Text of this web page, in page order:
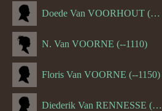
Doede Van VOORHOUT (Van FORNEHOLT) (--1101)
N. Van VOORNE (--1110)
Floris Van VOORNE (--1150)
Diederik Van RENNESSE (--1144)